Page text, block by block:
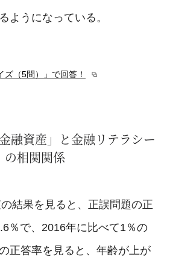
ようになっている。
ズ（5問）」で回答！
融資産」と金融リテラシー
の相関関係
結果を見ると、正誤問題の正
％で、2016年に比べて1％の
正答率を見ると、年齢が上が